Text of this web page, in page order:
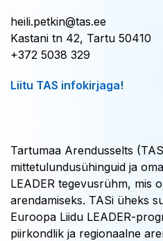
heili.petkin@tas.ee
Kastani tn 42, Tartu 50410
+372 5038 329
Liitu TAS infokirjaga!
Tartumaa Arendusselts
mittetulundusühinguid ja
LEADER tegevusrühm, mis
arendamiseks. TASi üheks
Euroopa Liidu LEADER-
piirkondlik ja regionaalne